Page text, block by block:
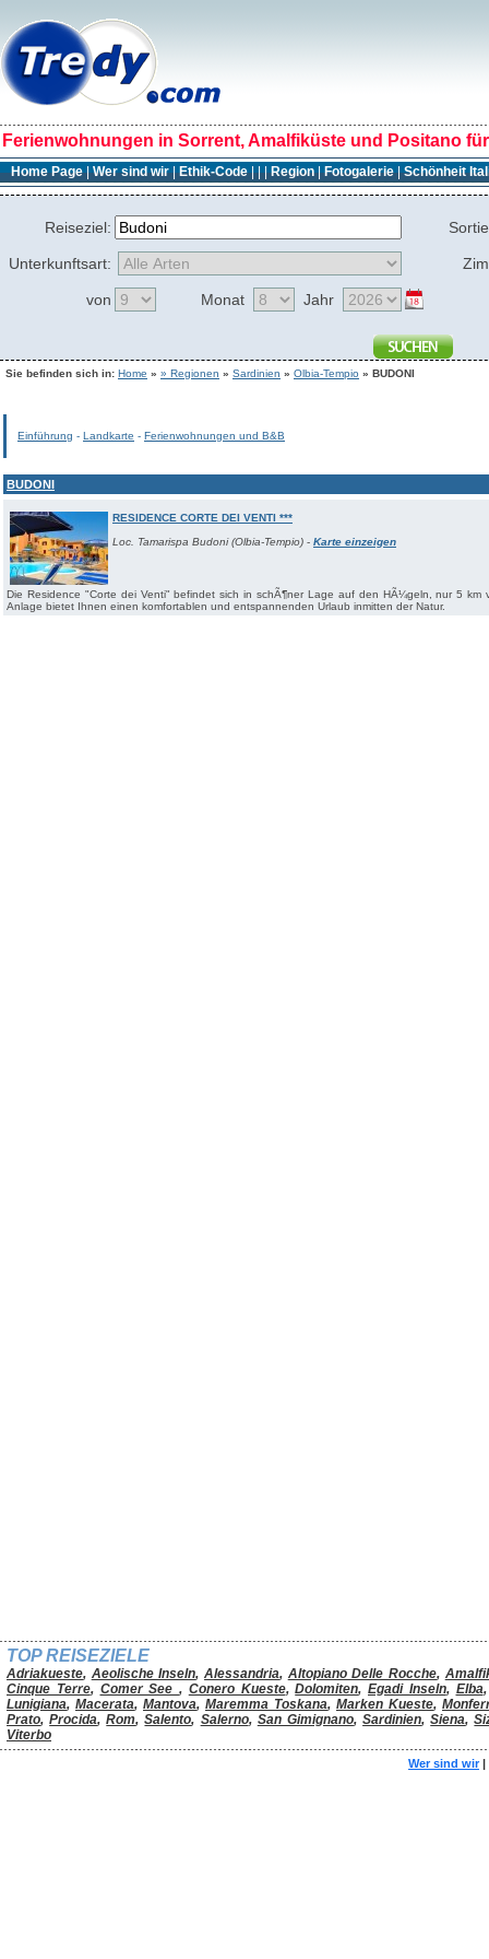
Ferienwohnungen in Sorrent, Amalfiküste und Positano
Home Page|Wer sind wir|Ethik-Code|||Region|Fotogalerie|Schönheit
Reiseziel:
Unterkunftsart:
von Monat Jahr
Sie befinden sich in: Home » » Regionen » Sardinien » Olbia-Tempio » BUDONI
Einführung - Landkarte - Ferienwohnungen und B&B
BUDONI
RESIDENCE CORTE DEI VENTI ***
Loc. Tamarispa Budoni (Olbia-Tempio) - Karte einzeigen
Die Residence "Corte dei Venti" befindet sich in schÃ¶ner Lage auf den HÃ¼geln, nur 5 km
Anlage bietet Ihnen einen komfortablen und entspannenden Urlaub inmitten der Natur.
TOP REISEZIELE
Adriakueste, Aeolische Inseln,Alessandria, Altopiano Delle Rocche,
Cinque Terre, Comer See , Conero Kueste,Dolomiten, Egadi Inseln, Elba
Lunigiana, Macerata, Mantova, Maremma Toskana, Marken Kueste,
Prato,Procida,Rom,Salento, Salerno, San Gimignano,Sardinien,Siena,
Viterbo
Wer sind wir|